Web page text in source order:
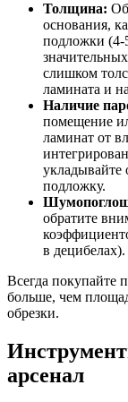
Толщина:
основания,
подложки (4-
слишком
ламината и
Наличие
помещение
ламинат от
укладывайте
подложку.
обратите
в децибелах).
Всегда покупайте
больше, чем
обрезки.
арсенал